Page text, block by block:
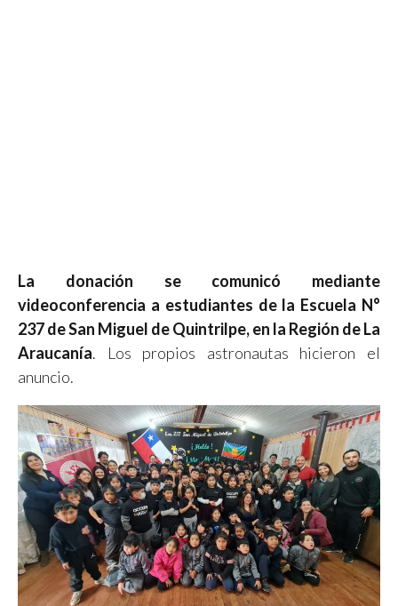
La donación se comunicó mediante
videoconferencia a estudiantes de la Escuela N°
237 de San Miguel de Quintrilpe, en la Región de La
Araucanía. Los propios astronautas hicieron el
anuncio.